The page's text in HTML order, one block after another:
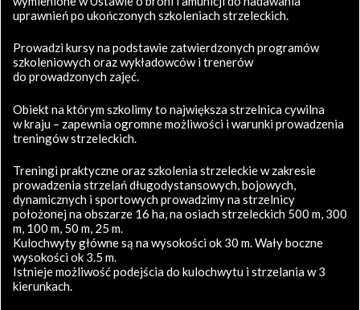
uprawnień po ukończonych szkoleniach strzeleckich.
Prowadzi kursy na podstawie zatwierdzonych programów
szkoleniowych oraz wykładowców i trenerów
do prowadzonych zajęć.
Obiekt na którym szkolimy to największa strzelnica cywilna
w kraju – zapewnia ogromne możliwości i warunki prowadzenia
treningów strzeleckich.
Treningi praktyczne oraz szkolenia strzeleckie w zakresie
prowadzenia strzelań długodystansowych, bojowych,
dynamicznych i sportowych prowadzimy na strzelnicy
położonej na obszarze 16 ha, na osiach strzeleckich 500 m, 300
m, 100 m, 50 m, 25 m.
Kulochwyty główne są na wysokości ok 30 m. Wały boczne
wysokości ok 3.5 m.
Istnieje możliwość podejścia do kulochwytu i strzelania w 3
kierunkach.